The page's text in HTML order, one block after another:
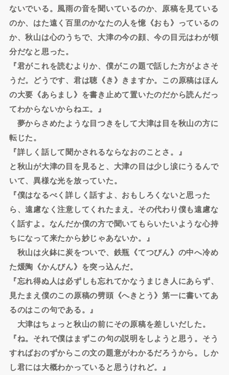
ないでいる。風雨の音を聞いているのか、原稿を見ている
のか、はた遠く百里のかなたの人を憶《おも》っているの
か、秋山は心のうちで、大津の今の顔、今の目元はわが領
分だなと思った。
『君がこれを読むよりか、僕がこの題で話した方がよさそ
うだ。どうです、君は聴《き》きますか。この原稿はほん
の大要《あらまし》を書き止めて置いたのだから読んだっ
てわからないからねエ。』
夢からさめたような目つきをして大津は目を秋山の方に
転じた。
『詳しく話して聞かされるならなおのことさ。』
と秋山が大津の目を見ると、大津の目は少し涙にうるんで
いて、異様な光を放っていた。
『僕はなるべく詳しく話すよ、おもしろくないと思った
ら、遠慮なく注意してくれたまえ。その代わり僕も遠慮な
く話すよ。なんだか僕の方で聞いてもらいたいような心持
ちになって来たから妙じゃあないか。』
秋山は火鉢に炭をついで、鉄瓶《てつびん》の中へ冷め
た煖陶《かんびん》を突っ込んだ。
『忘れ得ぬ人は必ずしも忘れてかなうまじき人にあらず、
見たまえ僕のこの原稿の劈頭《へきとう》第一に書いてあ
るのはこの句である。』
大津はちょっと秋山の前にその原稿を差しいだした。
『ね。それで僕はまずこの句の説明をしようと思う。そう
すればおのずからこの文の題意がわかるだろうから。しか
し君には大概わかっていると思うけれど。』